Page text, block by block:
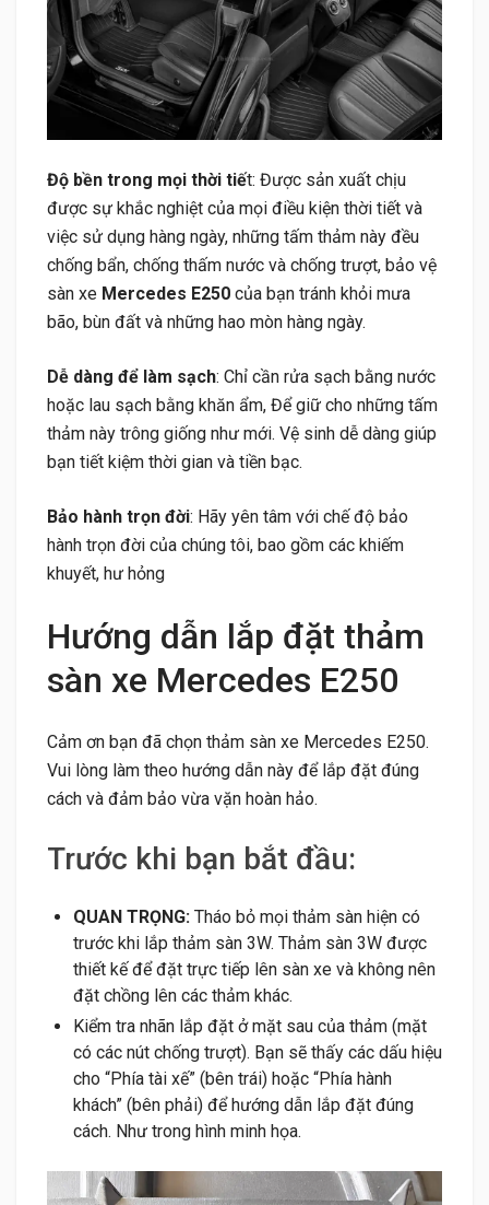
Độ bền trong mọi thời tiết: Được sản xuất chịu
được sự khắc nghiệt của mọi điều kiện thời tiết và
việc sử dụng hàng ngày, những tấm thảm này đều
chống bẩn, chống thấm nước và chống trượt, bảo vệ
sàn xe Mercedes E250 của bạn tránh khỏi mưa
bão, bùn đất và những hao mòn hàng ngày.
Dễ dàng để làm sạch: Chỉ cần rửa sạch bằng nước
hoặc lau sạch bằng khăn ẩm, Để giữ cho những tấm
thảm này trông giống như mới. Vệ sinh dễ dàng giúp
bạn tiết kiệm thời gian và tiền bạc.
Bảo hành trọn đời: Hãy yên tâm với chế độ bảo
hành trọn đời của chúng tôi, bao gồm các khiếm
khuyết, hư hỏng
Hướng dẫn lắp đặt thảm
sàn xe Mercedes E250
Cảm ơn bạn đã chọn thảm sàn xe Mercedes E250.
Vui lòng làm theo hướng dẫn này để lắp đặt đúng
cách và đảm bảo vừa vặn hoàn hảo.
Trước khi bạn bắt đầu:
QUAN TRỌNG: Tháo bỏ mọi thảm sàn hiện có
trước khi lắp thảm sàn 3W. Thảm sàn 3W được
thiết kế để đặt trực tiếp lên sàn xe và không nên
đặt chồng lên các thảm khác.
Kiểm tra nhãn lắp đặt ở mặt sau của thảm (mặt
có các nút chống trượt). Bạn sẽ thấy các dấu hiệu
cho “Phía tài xế” (bên trái) hoặc “Phía hành
khách” (bên phải) để hướng dẫn lắp đặt đúng
cách. Như trong hình minh họa.